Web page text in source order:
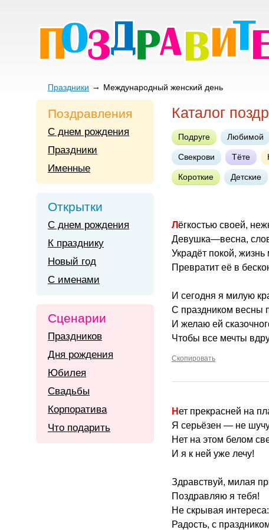
Праздники Международный женский день
Каталог
Подруге Любимой
Свекрови Тёте
Короткие Детские
Лёгкостью своей,
Девушка—весна,
Украдёт покой, жизнь
Превратит её в
И сегодня я милую
С праздником весны
И желаю ей
Чтобы все мечты
Скопировать
Нет прекрасней на
Я серьёзен — не
Нет на этом белом
И я к ней уже лечу!
Здравствуй, милая
Поздравляю я тебя!
Не скрывая интереса:
Радость, с
Поздравления
С днем рождения
Праздники
Именные
Открытки
С днем рождения
К празднику
Новый год
С именами
Сценарии
Праздников
Дня рождения
Юбилея
Свадьбы
Корпоратива
Что подарить